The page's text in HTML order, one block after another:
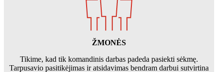
ŽMONĖS
Tikime, kad tik komandinis darbas padeda pasiekti sėkmę.
Tarpusavio pasitikėjimas ir atsidavimas bendram darbui sutvirtina